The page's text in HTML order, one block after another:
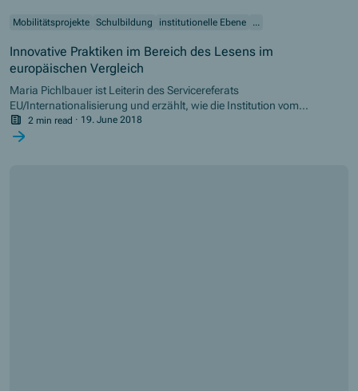
Mobilitätsprojekte Schulbildung institutionelle Ebene ...
Innovative Praktiken im Bereich des Lesens im
europäischen Vergleich
Maria Pichlbauer ist Leiterin des Servicereferats
EU/Internationalisierung und erzählt, wie die Institution vom
Erasmus+ Projekt „Innovative Praktiken im Bereich des allgemeinen
und fachspezifischen Lesens im europäischen Vergleich“ profitiert.
2 min read · 19. June 2018